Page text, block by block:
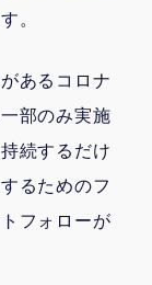
。
あるコロナ
部のみ実施
続するだけ
るためのフ
フォローが